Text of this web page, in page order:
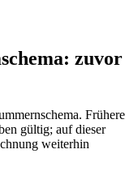
zuvor
Frühere
gültig; auf dieser
weiterhin